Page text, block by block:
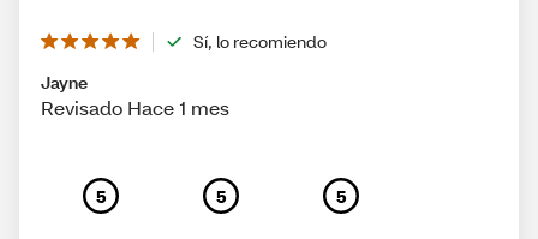
Sí, lo recomiendo
Jayne
Revisado Hace 1 mes
5 5 5